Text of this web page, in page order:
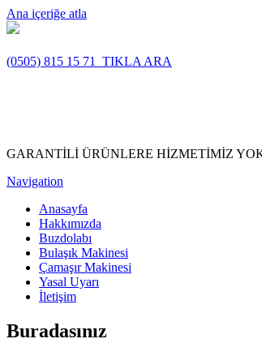
Ana içeriğe atla
(0505) 815 15 71 TIKLA ARA
GARANTİLİ ÜRÜNLERE HİZMETİMİZ
Navigation
Anasayfa
Hakkımızda
Buzdolabı
Bulaşık Makinesi
Çamaşır Makinesi
Yasal Uyarı
İletişim
Buradasınız